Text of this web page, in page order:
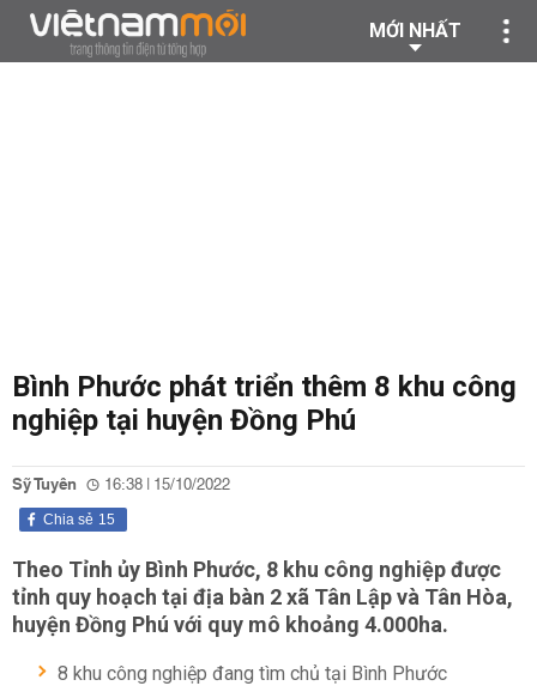
MỚI NHẤT
Bình Phước phát triển thêm 8 khu công
nghiệp tại huyện Đồng Phú
Sỹ Tuyên 16:38 | 15/10/2022
15
Chia sẻ
Theo Tỉnh ủy Bình Phước, 8 khu công nghiệp được
tỉnh quy hoạch tại địa bàn 2 xã Tân Lập và Tân Hòa,
huyện Đồng Phú với quy mô khoảng 4.000ha.
8 khu công nghiệp đang tìm chủ tại Bình Phước